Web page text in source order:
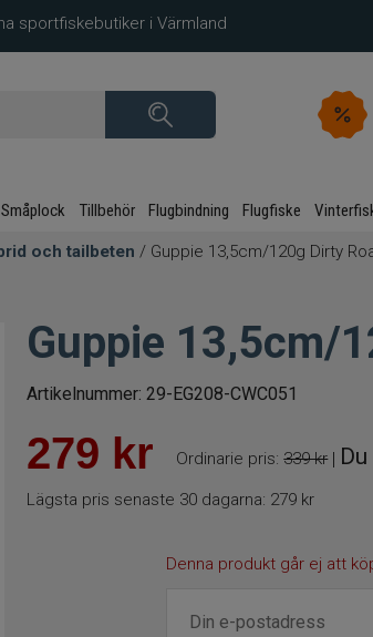
sportfiskebutiker i Värmland
Småplock Tillbehör Flugbindning Flugfiske
och tailbeten / Guppie 13,5cm/120g Dirty
Guppie 13,5cm/
Artikelnummer: 29-EG208-CWC051
279 kr Ordinarie pris: 339 kr|
Lägsta pris senaste 30 dagarna: 279 kr
Denna produkt går ej att